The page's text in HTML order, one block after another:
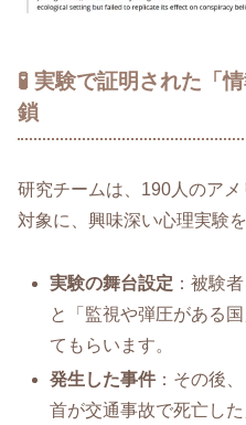
🧪 実験で証明された「
鎖
研究チームは、190人のア
対象に、興味深い心理実験
実験の舞台設定 ：被験
と「監視や弾圧がある
てもらいます。
発生した事件 ：その後
首が交通事故で死亡し